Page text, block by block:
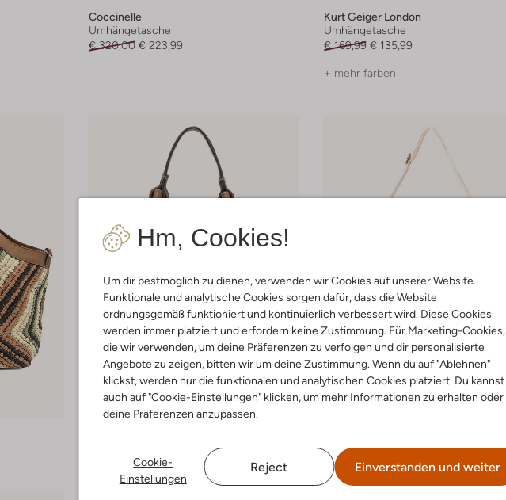
Hm, Cookies!
Um dir bestmöglich zu dienen, verwenden wir Cookies auf unserer Website.
Funktionale und analytische Cookies sorgen dafür, dass die Website
ordnungsgemäß funktioniert und kontinuierlich verbessert wird. Diese Cookies
werden immer platziert und erfordern keine Zustimmung. Für Marketing-Cookies,
die wir verwenden, um deine Präferenzen zu verfolgen und dir personalisierte
Angebote zu zeigen, bitten wir um deine Zustimmung. Wenn du auf "Ablehnen"
klickst, werden nur die funktionalen und analytischen Cookies platziert. Du kannst
auch auf "Cookie-Einstellungen" klicken, um mehr Informationen zu erhalten oder
deine Präferenzen anzupassen.
Cookie-
Einstellungen
Reject Einverstanden und weiter
Coccinelle
Umhängetasche
€ 320,00 € 223,99
Kurt Geiger London
Umhängetasche
€ 169,99 € 135,99
+ mehr farben
€ 209,99 € 146,99
Umhängetasche
€ 49,99